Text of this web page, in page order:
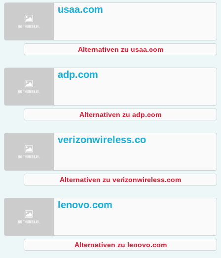
usaa.com
Alternativen zu usaa.com
adp.com
Alternativen zu adp.com
verizonwireless.co
Alternativen zu verizonwireless.com
lenovo.com
Alternativen zu lenovo.com